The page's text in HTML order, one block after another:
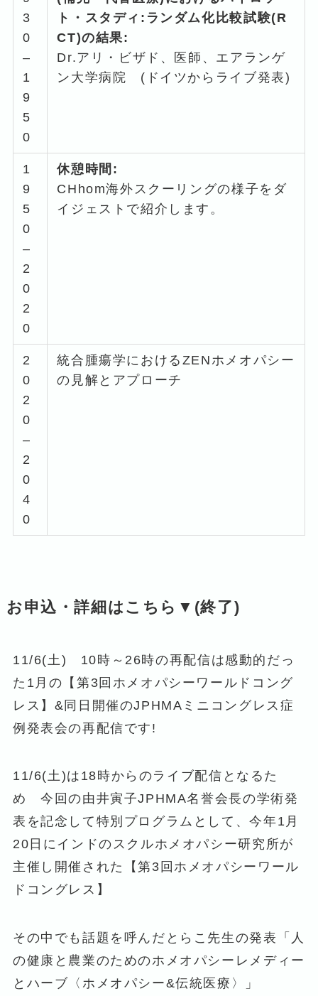
3
0
–
1
9
5
0
ト・スタディ:ランダム化比較試験(R
CT)の結果:
Dr.アリ・ビザド、医師、エアランゲ
ン大学病院 (ドイツからライブ発表)
1
9
5
0
–
2
0
2
0
休憩時間:
CHhom海外スクーリングの様子をダ
イジェストで紹介します。
2
0
2
0
–
2
0
4
0
統合腫瘍学におけるZENホメオパシー
の見解とアプローチ
お申込・詳細はこちら▼(終了)
11/6(土) 10時～26時の再配信は感動的だっ
た1月の【第3回ホメオパシーワールドコング
レス】&同日開催のJPHMAミニコングレス症
例発表会の再配信です!
11/6(土)は18時からのライブ配信となるた
め 今回の由井寅子JPHMA名誉会長の学術発
表を記念して特別プログラムとして、今年1月
20日にインドのスクルホメオパシー研究所が
主催し開催された【第3回ホメオパシーワール
ドコングレス】
その中でも話題を呼んだとらこ先生の発表「人
の健康と農業のためのホメオパシーレメディー
とハーブ〈ホメオパシー&伝統医療〉」